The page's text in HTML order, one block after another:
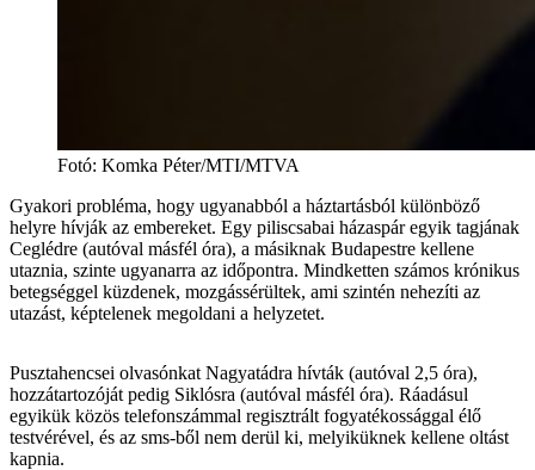
Fotó: Komka Péter/MTI/MTVA
Gyakori probléma, hogy ugyanabból a háztartásból különböző
helyre hívják az embereket. Egy piliscsabai házaspár egyik tagjának
Ceglédre (autóval másfél óra), a másiknak Budapestre kellene
utaznia, szinte ugyanarra az időpontra. Mindketten számos krónikus
betegséggel küzdenek, mozgássérültek, ami szintén nehezíti az
utazást, képtelenek megoldani a helyzetet.
Pusztahencsei olvasónkat Nagyatádra hívták (autóval 2,5 óra),
hozzátartozóját pedig Siklósra (autóval másfél óra). Ráadásul
egyikük közös telefonszámmal regisztrált fogyatékossággal élő
testvérével, és az sms-ből nem derül ki, melyiküknek kellene oltást
kapnia.